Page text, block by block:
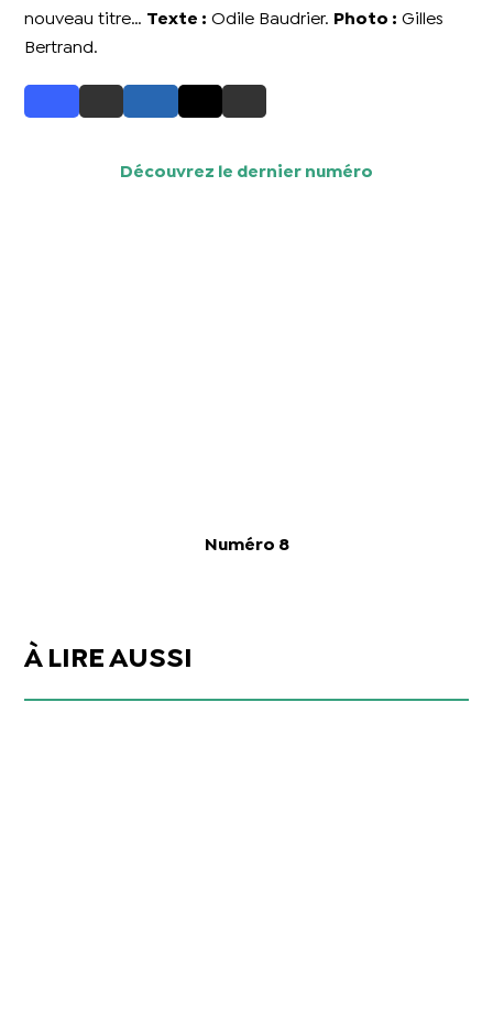
nouveau titre… Texte : Odile Baudrier. Photo : Gilles
Bertrand.
Découvrez le dernier numéro
Numéro 8
À LIRE AUSSI